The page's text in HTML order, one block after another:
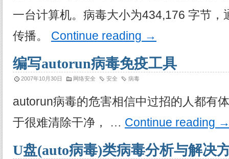
一台计算机。病毒大小为434,176 字节，
传播。 Continue reading →
编写autorun病毒免疫工具
2007年10月30日 网络安全 安全 病毒
autorun病毒的危害相信中过招的人都有
于很难清除干净， … Continue reading
U盘(auto病毒)类病毒分析与解决